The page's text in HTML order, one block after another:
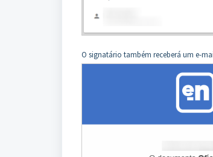
O signatário também receberá um e-